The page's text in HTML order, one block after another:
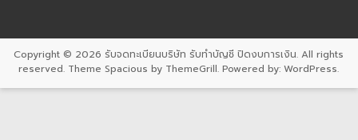
Copyright © 2026 รับจดทะเบียนบริษัท รับทำบัญชี ปิดงบการเงิน. All rights
reserved. ThemeSpacious by ThemeGrill. Powered by:WordPress.